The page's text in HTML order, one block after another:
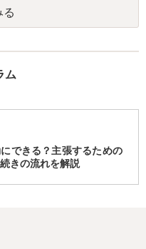
わりもあると思いますので、
た方がよいように思います。
る
ム
できる？主張するための
きの流れを解説